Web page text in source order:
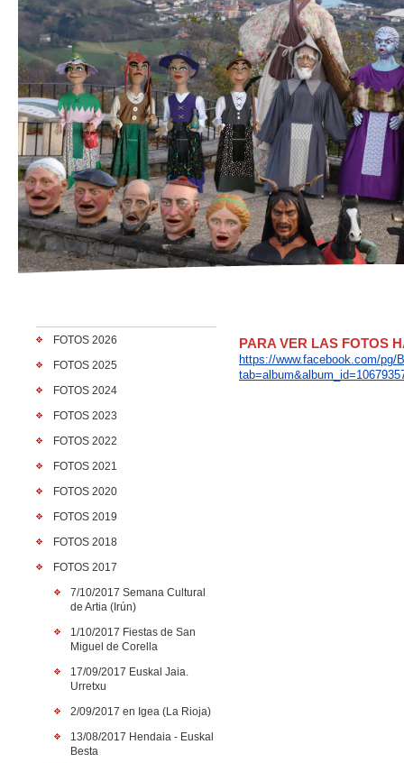
FOTOS 2026
FOTOS 2025
FOTOS 2024
FOTOS 2023
FOTOS 2022
FOTOS 2021
FOTOS 2020
FOTOS 2019
FOTOS 2018
FOTOS 2017
7/10/2017 Semana Cultural
de Artia (Irún)
1/10/2017 Fiestas de San
Miguel de Corella
17/09/2017 Euskal Jaia.
Urretxu
2/09/2017 en Igea (La Rioja)
13/08/2017 Hendaia - Euskal
Besta
PARA VER LAS FOTOS
https://www.facebook.com/pg/